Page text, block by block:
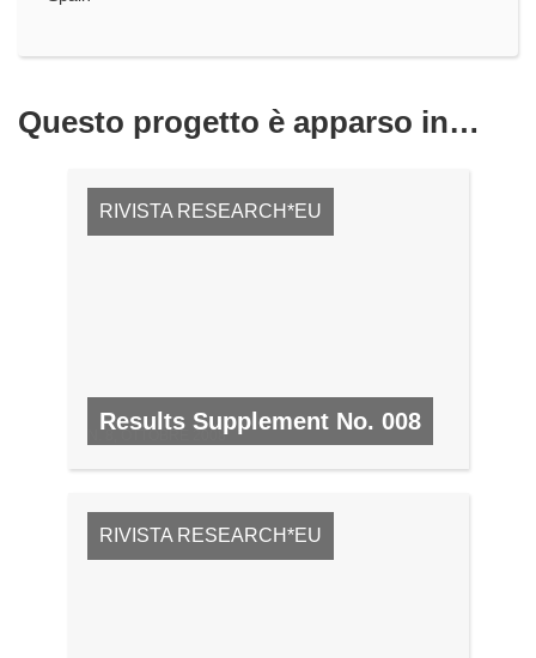
Questo progetto è apparso in…
RIVISTA RESEARCH*EU
Results Supplement No. 008
N. 8, OTTOBRE 2008
RIVISTA RESEARCH*EU